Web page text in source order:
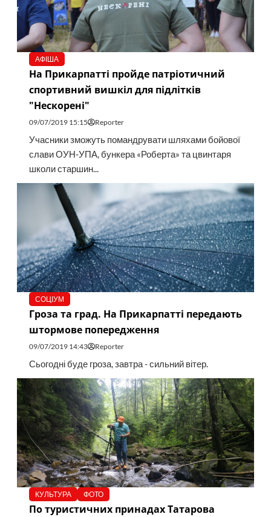
АФІША
На Прикарпатті пройде патріотичний
спортивний вишкіл для підлітків
"Нескорені"
09/07/2019 15:15 Reporter
Учасники зможуть помандрувати шляхами бойової
слави ОУН-УПА, бункера «Роберта» та цвинтаря
школи старшин...
СОЦІУМ
Гроза та град. На Прикарпатті передають
штормове попередження
09/07/2019 14:43 Reporter
Сьогодні буде гроза, завтра - сильний вітер.
КУЛЬТУРА ФОТО
По туристичних принадах Татарова